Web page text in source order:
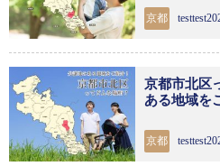
京都
京都市北区
ある地域を
京都